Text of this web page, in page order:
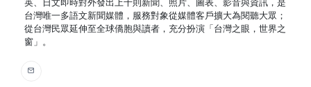
台灣唯一多語文新聞媒體，服務對象從媒體客戶擴大為閱聽大眾；
從台灣民眾延伸至全球僑胞與讀者，充分扮演「台灣之眼，世界之
窗」。